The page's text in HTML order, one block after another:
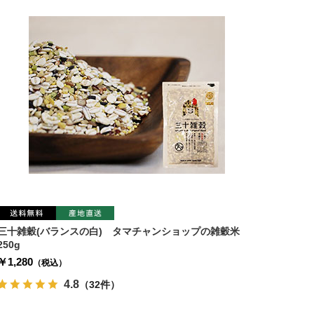
十雑穀(バランスの白) タマチャンショップの雑穀米
1,280 （税込）
4.8 （32件）